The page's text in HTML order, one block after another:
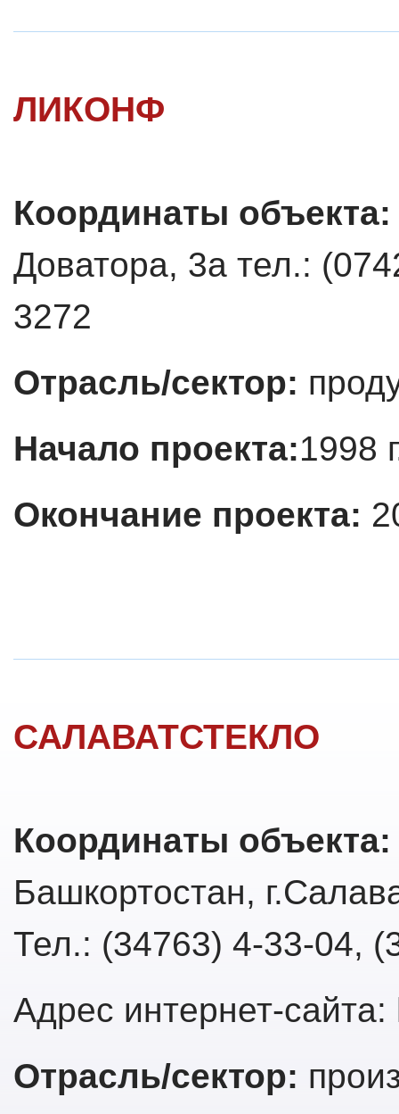
ЛИКОНФ
Координаты
Доватора, 3а тел.:
3272
Отрасль/сектор:
Начало проекта:1998
Окончание проекта:
САЛАВАТСТЕКЛО
Координаты
Башкортостан,
Тел.: (34763) 4-33-04,
Адрес интернет-
Отрасль/сектор: